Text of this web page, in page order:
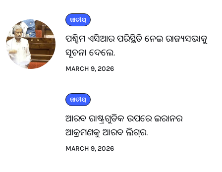
ଜାତୀୟ
ପଶ୍ଚିମ ଏସିଆର ପରିସ୍ଥିତି ନେଇ ରାଜ୍ୟସଭାକୁ
ସୂଚନା ଦେଲେ.
MARCH 9, 2026
ଜାତୀୟ
ଆରବ ରାଷ୍ଟ୍ରଗୁଡିକ ଉପରେ ଇରାନର
ଆକ୍ରମଣକୁ ଆରବ ଲିଗ୍‌ର.
MARCH 9, 2026